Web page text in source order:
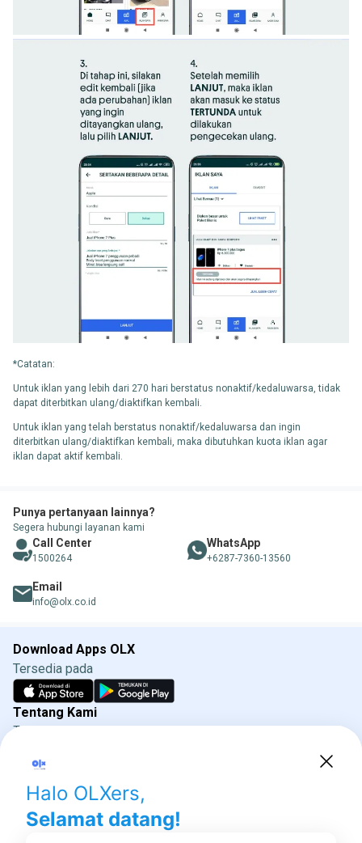
*Catatan:
Untuk iklan yang lebih dari 270 hari berstatus nonaktif/kedaluwarsa, tidak
dapat diterbitkan ulang/diaktifkan kembali.
Untuk iklan yang telah berstatus nonaktif/kedaluwarsa dan ingin
diterbitkan ulang/diaktifkan kembali, maka dibutuhkan kuota iklan agar
iklan dapat aktif kembali.
Punya pertanyaan lainnya?
Segera hubungi layanan kami
Call Center
1500264
WhatsApp
+6287-7360-13560
Email
info@olx.co.id
Download Apps OLX
Tersedia pada
Tentang Kami
Tentang OLX
Direktorat Jenderal Perlindungan Konsumen dan
Tertib Niaga
Kementrian Perdagangan 085311111010 (WhatsApp)
Social media OLX